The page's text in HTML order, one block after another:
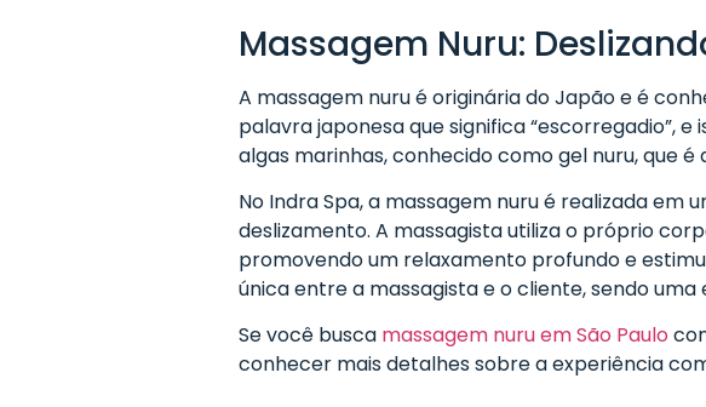
Massagem Nuru:
A massagem nuru é originária do Japão e é
palavra japonesa que significa “escorregadio”,
algas marinhas, conhecido como gel nuru, que
No Indra Spa, a massagem nuru é realizada
deslizamento. A massagista utiliza o próprio
promovendo um relaxamento profundo e
única entre a massagista e o cliente, sendo
Se você busca massagem nuru em São Paulo
conhecer mais detalhes sobre a experiência